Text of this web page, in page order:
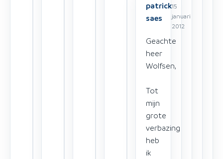
patrick
saes
15
januari
2012
Geachte
heer
Wolfsen,
Tot
mijn
grote
verbazing
heb
ik